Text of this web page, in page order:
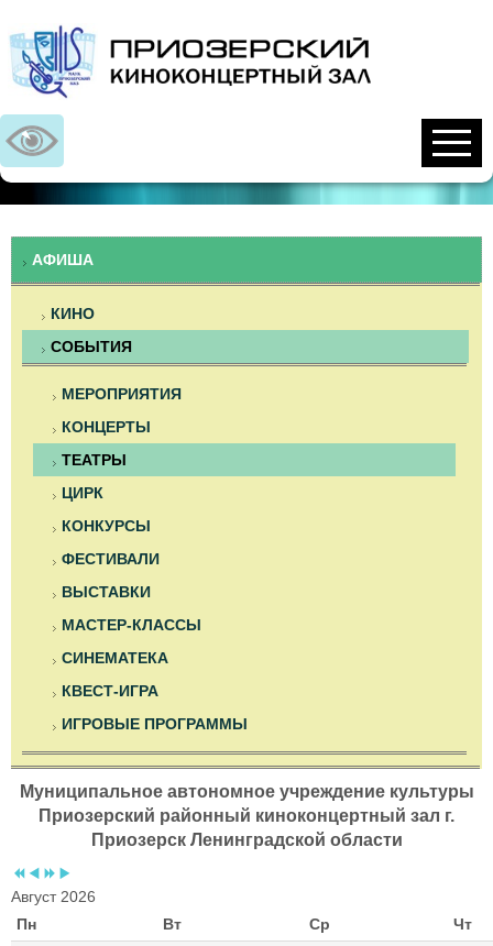
АФИША
КИНО
СОБЫТИЯ
МЕРОПРИЯТИЯ
КОНЦЕРТЫ
ТЕАТРЫ
ЦИРК
КОНКУРСЫ
ФЕСТИВАЛИ
ВЫСТАВКИ
МАСТЕР-КЛАССЫ
СИНЕМАТЕКА
КВЕСТ-ИГРА
ИГРОВЫЕ ПРОГРАММЫ
Муниципальное автономное учреждение культуры
Приозерский районный киноконцертный зал г.
Приозерск Ленинградской области
год
Август 2026
Пн
Вт Ср Чт